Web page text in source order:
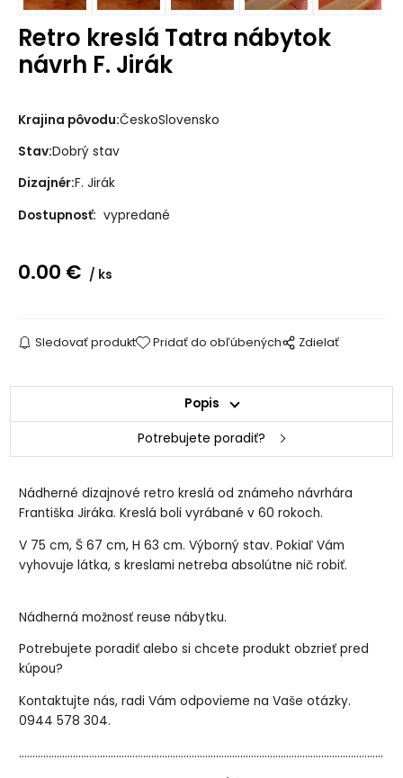
Retro kreslá Tatra nábytok
návrh F. Jirák
Krajina pôvodu:ČeskoSlovensko
Stav:Dobrý stav
Dizajnér:F. Jirák
Dostupnosť: vypredané
0.00 € ks
Sledovať produkt Pridať do obľúbených Zdielať
Popis
Potrebujete poradiť?
Nádherné dizajnové retro kreslá od známeho návrhára
Františka Jiráka. Kreslá boli vyrábané v 60 rokoch.
V 75 cm, Š 67 cm, H 63 cm. Výborný stav. Pokiaľ Vám
vyhovuje látka, s kreslami netreba absolútne nič robiť.
Nádherná možnosť reuse nábytku.
Potrebujete poradiť alebo si chcete produkt obzrieť pred
kúpou?
Kontaktujte nás, radi Vám odpovieme na Vaše otázky.
0944 578 304.